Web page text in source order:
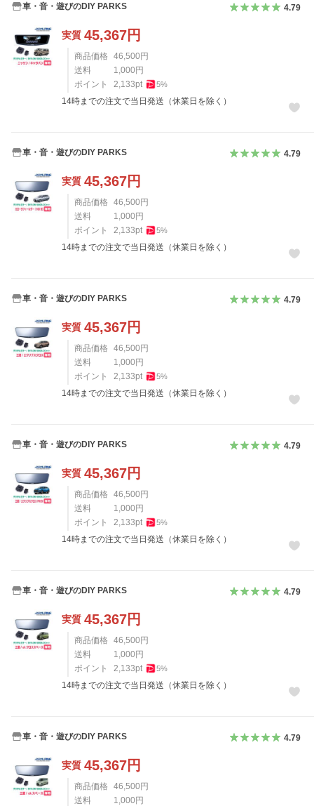
車・音・遊びのDIY PARKS 4.79
実質 45,367円
商品価格 46,500円
送料
1,000円
ポイント
2,133pt 5%
14時までの注文で当日発送（休業日を除く）
車・音・遊びのDIY PARKS 4.79
実質 45,367円
商品価格 46,500円
送料
1,000円
ポイント
2,133pt 5%
14時までの注文で当日発送（休業日を除く）
車・音・遊びのDIY PARKS 4.79
実質 45,367円
商品価格 46,500円
送料
1,000円
ポイント
2,133pt 5%
14時までの注文で当日発送（休業日を除く）
車・音・遊びのDIY PARKS 4.79
実質 45,367円
商品価格 46,500円
送料
1,000円
ポイント
2,133pt 5%
14時までの注文で当日発送（休業日を除く）
車・音・遊びのDIY PARKS 4.79
実質 45,367円
商品価格 46,500円
送料
1,000円
ポイント
2,133pt 5%
14時までの注文で当日発送（休業日を除く）
車・音・遊びのDIY PARKS 4.79
実質 45,367円
商品価格 46,500円
送料
1,000円